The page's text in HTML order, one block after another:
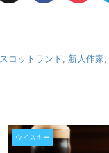
スコットランド 新人作家
ウイスキー